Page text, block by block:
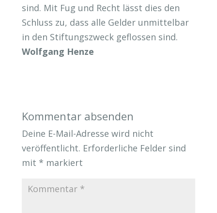
sind. Mit Fug und Recht lässt dies den
Schluss zu, dass alle Gelder unmittelbar
in den Stiftungszweck geflossen sind.
Wolfgang Henze
Kommentar absenden
Deine E-Mail-Adresse wird nicht
veröffentlicht. Erforderliche Felder sind
mit * markiert